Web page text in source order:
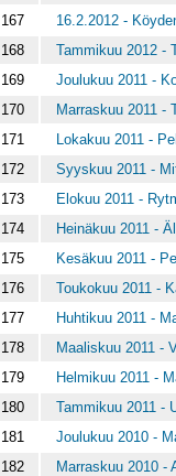
167
16.2.2012 -
168
Tammikuu 2012 -
169
Joulukuu 2011 -
170
Marraskuu 2011 -
171
Lokakuu 2011 -
172
Syyskuu 2011 -
173
Elokuu 2011 -
174
Heinäkuu 2011 -
175
Kesäkuu 2011 -
176
Toukokuu 2011 -
177
Huhtikuu 2011 -
178
Maaliskuu 2011 -
179
Helmikuu 2011 -
180
Tammikuu 2011 -
181
Joulukuu 2010 -
182
Marraskuu 2010 -